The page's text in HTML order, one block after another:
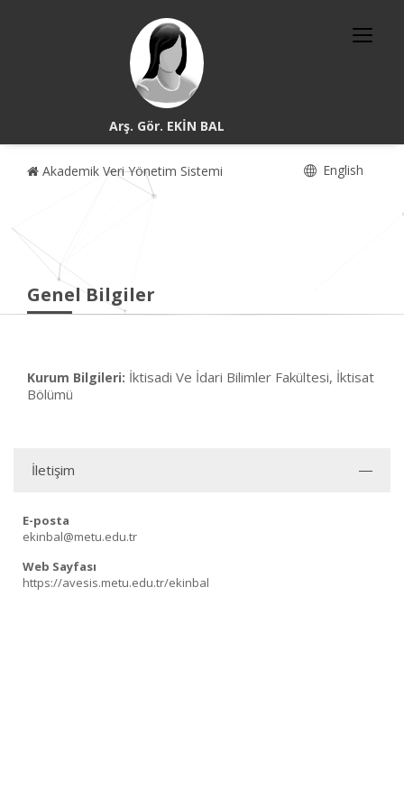
Arş. Gör. EKİN BAL
Akademik Veri Yönetim Sistemi English
Genel Bilgiler
Kurum Bilgileri: İktisadi Ve İdari Bilimler Fakültesi, İktisat
Bölümü
İletişim
E-posta
ekinbal@metu.edu.tr
Web Sayfası
https://avesis.metu.edu.tr/ekinbal